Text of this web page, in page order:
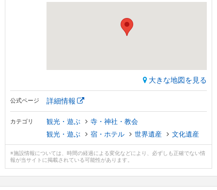
大きな地図を見る
公式ページ 詳細情報
カテゴリ 観光・遊ぶ
寺・神社・教会
観光・遊ぶ
宿・ホテル 世界遺産 文化遺産
※施設情報については、時間の経過による変化などにより、必ずしも正確でない情
報が当サイトに掲載されている可能性があります。